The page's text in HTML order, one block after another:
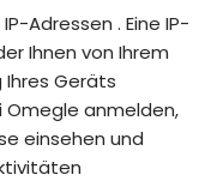
Adressen . Eine IP-
Ihnen von Ihrem
Geräts
Omegle anmelden,
einsehen und